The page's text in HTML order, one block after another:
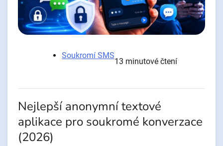
Soukromí SMS
13 minutové čtení
Nejlepší anonymní textové
aplikace pro soukromé konverzace
(2026)